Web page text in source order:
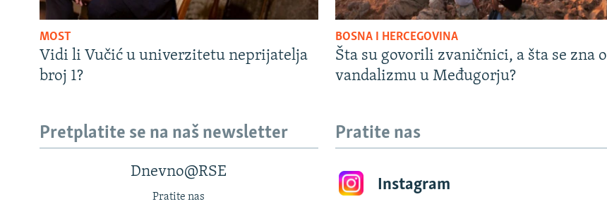
MOST
Vidi li Vučić u univerzitetu neprijatelja
broj 1?
BOSNA I HERCEGOVINA
Šta su govorili zvaničnici, a šta se zna o
vandalizmu u Međugorju?
Pretplatite se na naš newsletter
Dnevno@RSE
Pratite nas
Pratite nas
Instagram